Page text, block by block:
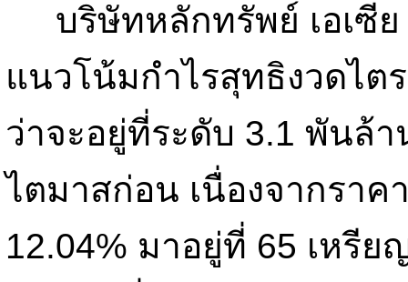
บริษัทหลักทรัพย์ เอเซีย
แนวโน้มกำไรสุทธิงวดไต
ว่าจะอยู่ที่ระดับ 3.1 พันล้
ไตมาสก่อน เนื่องจากรา
12.04% มาอยู่ที่ 65 เหรี